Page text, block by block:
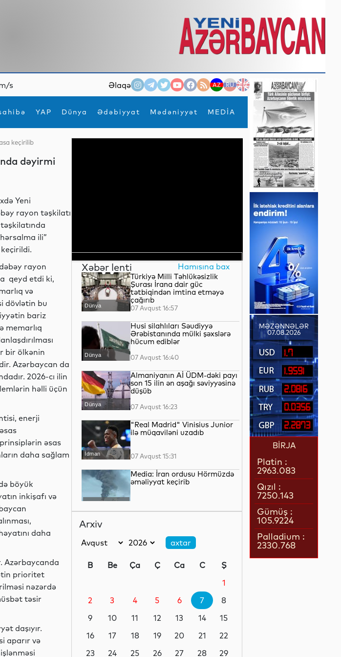
s Əlaqə AZ RU EN
YAP Dünya Ədəbiyyat Mədəniyyət MEDİA
×
keçirilib
dəyirmi
Yeni
rayon təşkilatı
ili”
rayon
qeyd etdi ki,
və
dövlətin bu
bariz
memarlıq
bir ölkənin
Azərbaycan da
2026-cı ilin
həlli üçün
enerji
əsas
daha sağlam
böyük
inkişafı və
daha
Azərbaycanda
prioritet
nəzərdə
təsir
daşıyır.
aparır və
Xəbər lenti Hamısına bax
Dünya
Türkiyə Milli Təhlükəsizlik
Şurası İrana dair güc
tətbiqindən imtina etməyə
çağırıb
07 Avqust 16:57
Dünya
Husi silahlıları Səudiyyə
Ərəbistanında mülki şəxslərə
hücum ediblər
07 Avqust 16:40
Dünya
Almaniyanın Aİ ÜDM-dəki payı
son 15 ilin ən aşağı səviyyəsinə
düşüb
07 Avqust 16:23
İdman
"Real Madrid" Vinisius Junior
ilə müqaviləni uzadıb
07 Avqust 15:31
Dünya
Media: İran ordusu Hörmüzdə
əməliyyat keçirib
imzaladı
Hadisə
metrlik hündürlükdən aşıb, 4
07 Avqust 14:19
Dünya
Dəməşqdə mikroavtobus
07 Avqust 13:50
Arxiv
B Be Ça Ç Ca C
Ş
1
2
3 4 5 6 7
8
9
10 11 12 13 14
15
16
17 18 19 20 21
22
23
24 25 26 27 28
29
MƏZƏNNƏLƏR
07.08.2026
1.7
1.9591
2.0816
0.0356
2.2873
BİRJA
Platin :
2963.083
Qızıl :
7250.143
Gümüş :
105.9224
Palladium :
2330.768